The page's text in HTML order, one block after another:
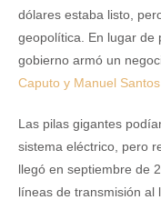
dólares estaba listo,
geopolítica. En lugar de
gobierno armó un
Caputo y Manuel
Las pilas gigantes
sistema eléctrico, pero
llegó en septiembre de
líneas de transmisión al